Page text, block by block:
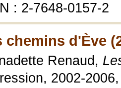
: 2-7648-0157-2
chemins d'Ève
Renaud,
2002-